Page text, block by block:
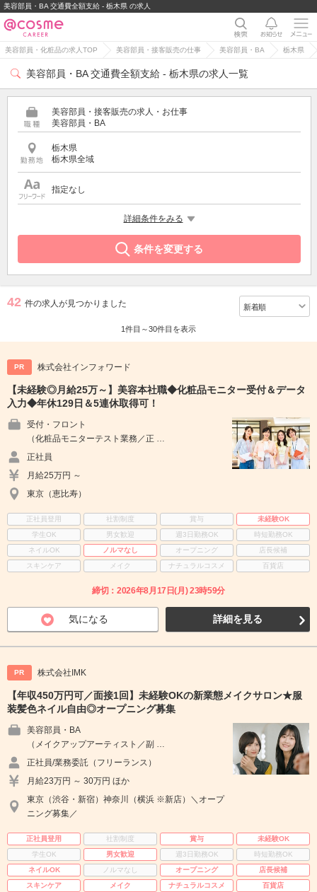
美容部員・BA 交通費全額支給 - 栃木県 の求人
美容部員・化粧品の求人TOP 美容部員・接客販売の仕事 美容部員・BA 栃木県
美容部員・BA 交通費全額支給 - 栃木県の求人一覧
美容部員・接客販売の求人・お仕事
美容部員・BA
栃木県
栃木県全域
指定なし
詳細条件をみる
条件を変更する
42 件の求人が見つかりました
1件目～30件目を表示
PR 株式会社インフォワード
【未経験◎月給25万～】美容本社職◆化粧品モニター受付＆データ
入力◆年休129日＆5連休取得可！
受付・フロント
（化粧品モニターテスト業務／正 …
正社員
月給25万円 ～
東京（恵比寿）
正社員登用 社割制度 賞与
未経験OK
学生OK
男女歓迎 週3日勤務OK
時短勤務OK
ネイルOK
ノルマなし オープニング
店長候補
スキンケア
メイク ナチュラルコスメ 百貨店
締切：2026年8月17日(月) 23時59分
気になる 詳細を見る
PR 株式会社IMK
【年収450万円可／面接1回】未経験OKの新業態メイクサロン★服
装髪色ネイル自由◎オープニング募集
美容部員・BA
（メイクアップアーティスト／副 …
正社員/業務委託（フリーランス）
月給23万円 ～ 30万円 ほか
東京（渋谷・新宿）神奈川（横浜 ※新店）＼オープ
ニング募集／
正社員登用 社割制度 賞与
未経験OK
学生OK
男女歓迎 週3日勤務OK
時短勤務OK
ネイルOK
ノルマなし オープニング
店長候補
スキンケア
メイク ナチュラルコスメ 百貨店